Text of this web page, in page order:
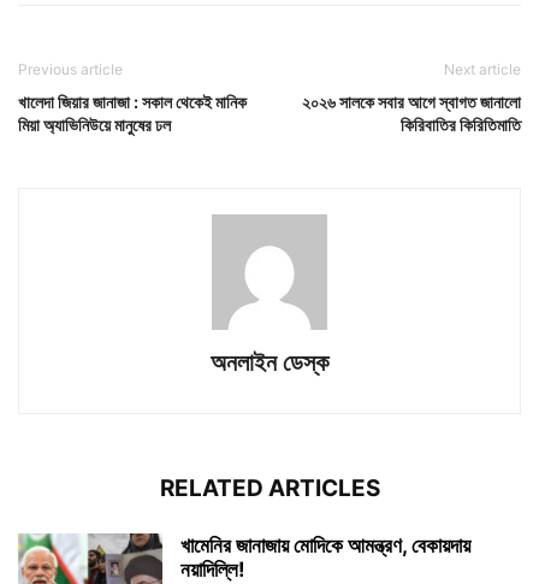
Previous article
খালেদা জিয়ার জানাজা : সকাল থেকেই মানিক
মিয়া অ্যাভিনিউয়ে মানুষের ঢল
Next article
২০২৬ সালকে সবার আগে স্বাগত জানালো
কিরিবাতির কিরিতিমাতি
অনলাইন ডেস্ক
RELATED ARTICLES
খামেনির জানাজায় মোদিকে আমন্ত্রণ, বেকায়দায়
নয়াদিল্লি!